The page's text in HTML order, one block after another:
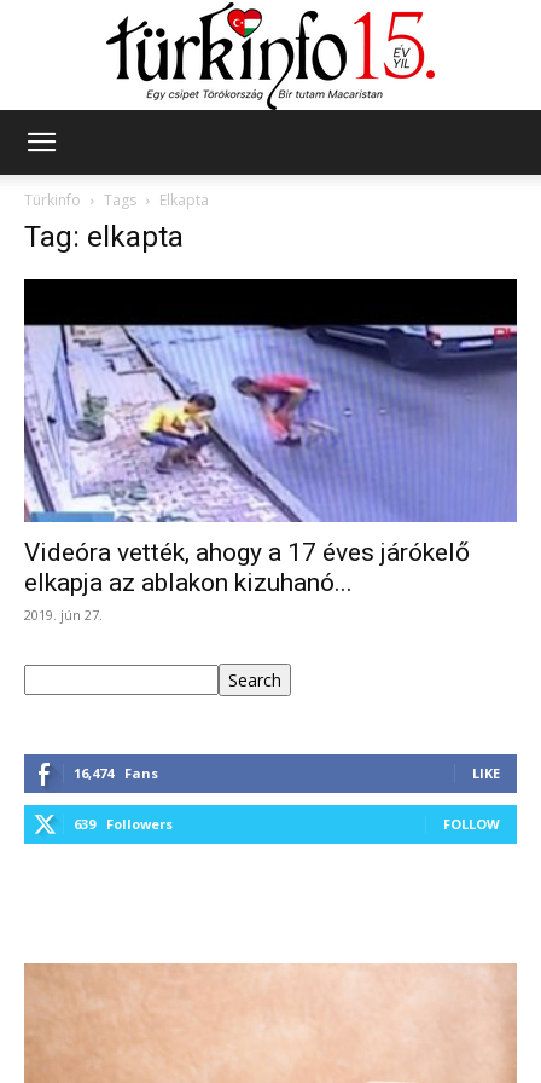
Türkinfo
Tags Elkapta
Tag: elkapta
Videóra vették, ahogy a 17 éves járókelő
elkapja az ablakon kizuhanó...
2019. jún 27.
Search
16,474 Fans LIKE
639 Followers FOLLOW